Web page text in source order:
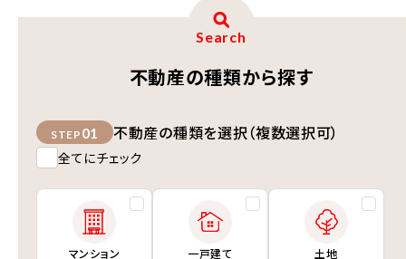
Search
不動産の種類から探す
STEP 01 不動産の種類を選択（複数選択可）
全てにチェック
マンション 一戸建て 土地